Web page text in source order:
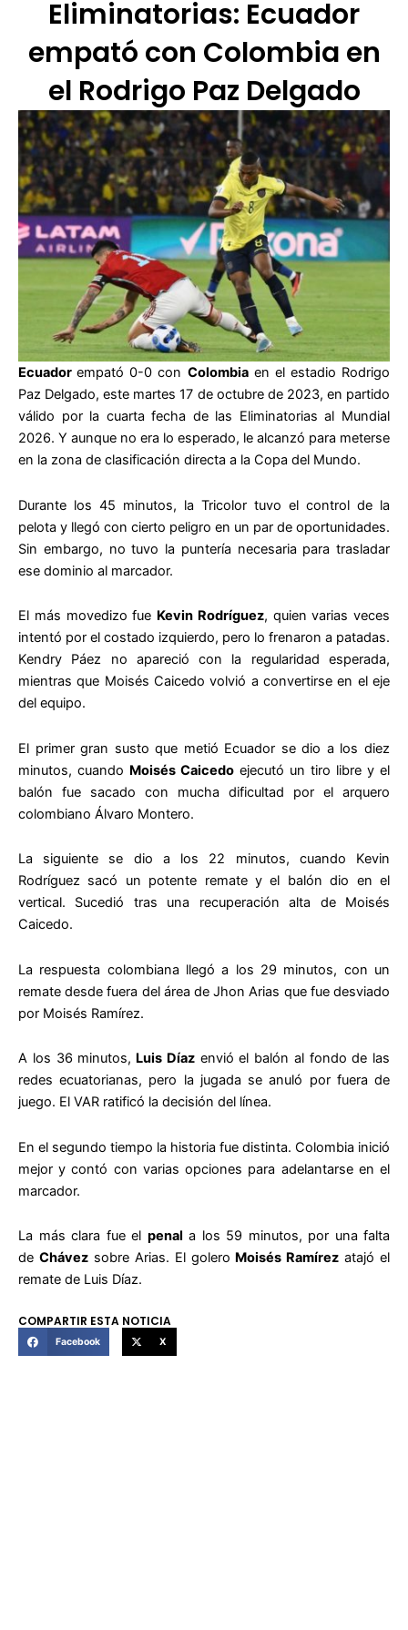
Eliminatorias: Ecuador
empató con Colombia en
el Rodrigo Paz Delgado
Ecuadorempató 0-0 con Colombiaen el estadio Rodrigo
Paz Delgado, este martes 17 de octubre de 2023, en partido
válido por la cuarta fecha de las Eliminatorias al Mundial
2026. Y aunque no era lo esperado, le alcanzó para meterse
en la zona de clasificación directa a la Copa del Mundo.
Durante los 45 minutos, la Tricolor tuvo el control de la
pelota y llegó con cierto peligro en un par de oportunidades.
Sin embargo, no tuvo la puntería necesaria para trasladar
ese dominio al marcador.
El más movedizo fue Kevin Rodríguez, quien varias veces
intentó por el costado izquierdo, pero lo frenaron a patadas.
Kendry Páez no apareció con la regularidad esperada,
mientras que Moisés Caicedo volvió a convertirse en el eje
del equipo.
El primer gran susto que metió Ecuador se dio a los diez
minutos, cuando Moisés Caicedo ejecutó un tiro libre y el
balón fue sacado con mucha dificultad por el arquero
colombiano Álvaro Montero.
La siguiente se dio a los 22 minutos, cuando Kevin
Rodríguez sacó un potente remate y el balón dio en el
vertical. Sucedió tras una recuperación alta de Moisés
Caicedo.
La respuesta colombiana llegó a los 29 minutos, con un
remate desde fuera del área de Jhon Arias que fue desviado
por Moisés Ramírez.
A los 36 minutos, Luis Díazenvió el balón al fondo de las
redes ecuatorianas, pero la jugada se anuló por fuera de
juego. El VAR ratificó la decisión del línea.
En el segundo tiempo la historia fue distinta. Colombia inició
mejor y contó con varias opciones para adelantarse en el
marcador.
La más clara fue el penal a los 59 minutos, por una falta
de Chávez sobre Arias. El golero Moisés Ramírez atajó el
remate de Luis Díaz.
COMPARTIR ESTA NOTICIA
Facebook X